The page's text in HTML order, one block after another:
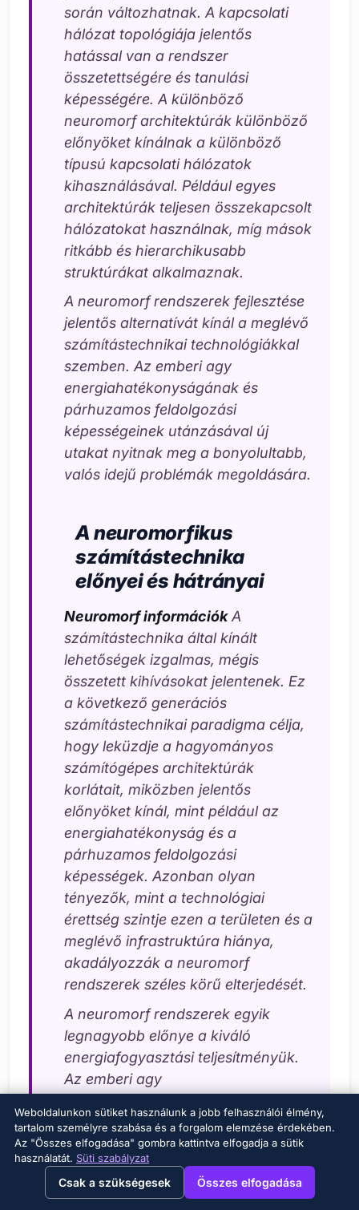
View this page in English?
során változhatnak. A kapcsolati
hálózat topológiája jelentős
hatással van a rendszer
összetettségére és tanulási
képességére. A különböző
neuromorf architektúrák különböző
előnyöket kínálnak a különböző
típusú kapcsolati hálózatok
kihasználásával. Például egyes
architektúrák teljesen összekapcsolt
hálózatokat használnak, míg mások
ritkább és hierarchikusabb
struktúrákat alkalmaznak.
A neuromorf rendszerek fejlesztése
jelentős alternatívát kínál a meglévő
számítástechnikai technológiákkal
szemben. Az emberi agy
energiahatékonyságának és
párhuzamos feldolgozási
képességeinek utánzásával új
utakat nyitnak meg a bonyolultabb,
valós idejű problémák megoldására.
A neuromorfikus
számítástechnika
előnyei és hátrányai
Neuromorf információkA
számítástechnika által kínált
lehetőségek izgalmas, mégis
összetett kihívásokat jelentenek. Ez
a következő generációs
számítástechnikai paradigma célja,
hogy leküzdje a hagyományos
számítógépes architektúrák
korlátait, miközben jelentős
előnyöket kínál, mint például az
energiahatékonyság és a
párhuzamos feldolgozási
képességek. Azonban olyan
tényezők, mint a technológiai
érettség szintje ezen a területen és a
meglévő infrastruktúra hiánya,
akadályozzák a neuromorf
rendszerek széles körű elterjedését.
A neuromorf rendszerek egyik
legnagyobb előnye a kiváló
energiafogyasztási teljesítményük.
Az emberi agy
ezek a rendszerek jelentősen
kevesebb energiát fogyasztanak
összetett problémák megoldása
során. Ez különösen előnyös olyan
Weboldalunkon sütiket használunk a jobb felhasználói élmény,
tartalom személyre szabása és a forgalom elemzése érdekében.
Az "Összes elfogadása" gombra kattintva elfogadja a sütik
használatát. Süti szabályzat
Csak a szükségesek Összes elfogadása